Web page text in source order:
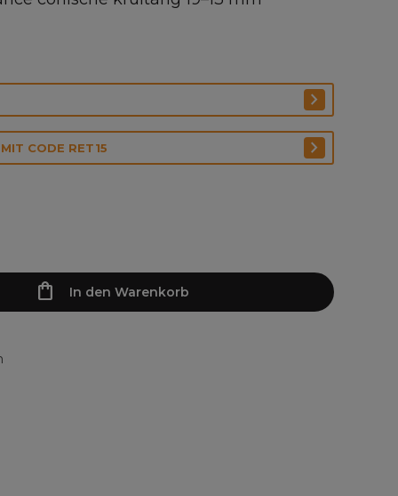
CODE RET15
In den Warenkorb